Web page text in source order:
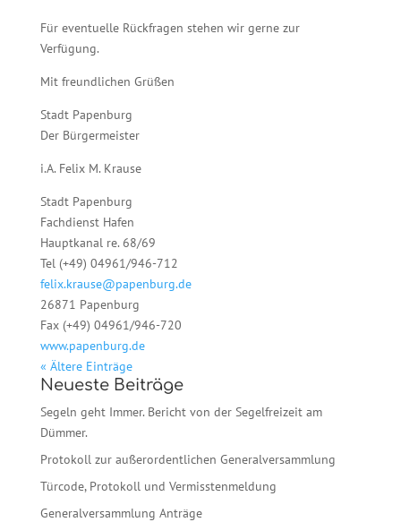
Für eventuelle Rückfragen stehen wir gerne zur
Verfügung.
Mit freundlichen Grüßen
Stadt Papenburg
Der Bürgermeister
i.A. Felix M. Krause
Stadt Papenburg
Fachdienst Hafen
Hauptkanal re. 68/69
Tel (+49) 04961/946-712
felix.krause@papenburg.de
26871 Papenburg
Fax (+49) 04961/946-720
www.papenburg.de
« Ältere Einträge
Neueste Beiträge
Segeln geht Immer. Bericht von der Segelfreizeit am
Dümmer.
Protokoll zur außerordentlichen Generalversammlung
Türcode, Protokoll und Vermisstenmeldung
Generalversammlung Anträge